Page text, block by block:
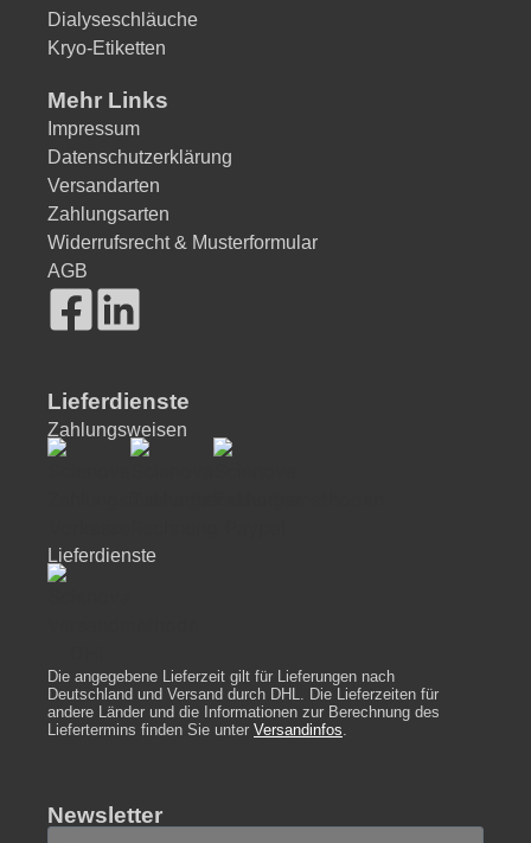
Dialyseschläuche
Kryo-Etiketten
Mehr Links
Impressum
Datenschutzerklärung
Versandarten
Zahlungsarten
Widerrufsrecht & Musterformular
AGB
Lieferdienste
Zahlungsweisen
Lieferdienste
Die angegebene Lieferzeit gilt für Lieferungen nach
Deutschland und Versand durch DHL. Die Lieferzeiten für
andere Länder und die Informationen zur Berechnung des
Liefertermins finden Sie unter Versandinfos.
Newsletter